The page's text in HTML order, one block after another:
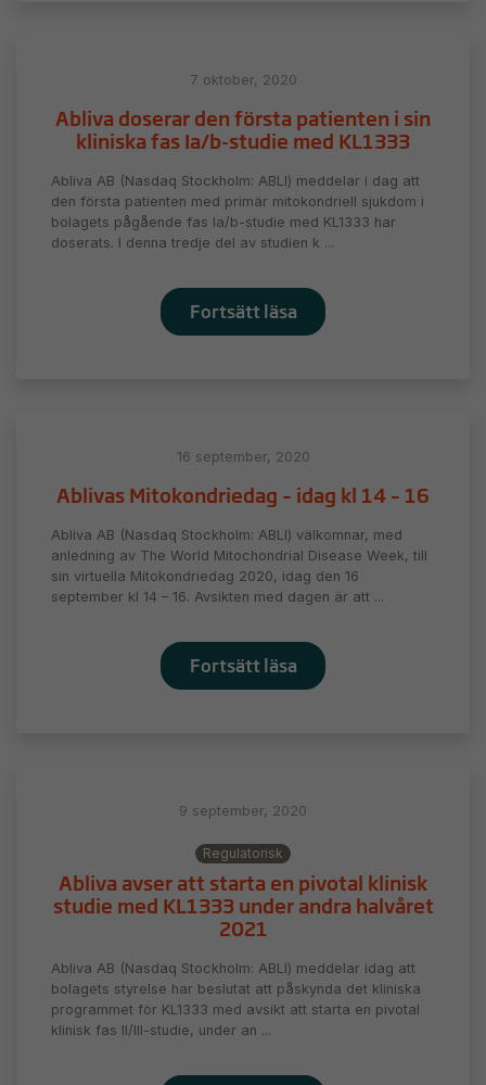
7 oktober, 2020
Abliva doserar den första patienten i sin
kliniska fas Ia/b-studie med KL1333
Abliva AB (Nasdaq Stockholm: ABLI) meddelar i dag att
den första patienten med primär mitokondriell sjukdom i
bolagets pågående fas Ia/b-studie med KL1333 har
doserats. I denna tredje del av studien k ...
Fortsätt läsa
16 september, 2020
Ablivas Mitokondriedag – idag kl 14 – 16
Abliva AB (Nasdaq Stockholm: ABLI) välkomnar, med
anledning av The World Mitochondrial Disease Week, till
sin virtuella Mitokondriedag 2020, idag den 16
september kl 14 – 16. Avsikten med dagen är att ...
Fortsätt läsa
9 september, 2020
Regulatorisk
Abliva avser att starta en pivotal klinisk
studie med KL1333 under andra halvåret
2021
Abliva AB (Nasdaq Stockholm: ABLI) meddelar idag att
bolagets styrelse har beslutat att påskynda det kliniska
programmet för KL1333 med avsikt att starta en pivotal
klinisk fas II/III-studie, under an ...